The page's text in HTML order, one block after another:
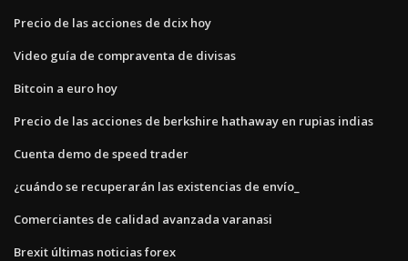
Precio de las acciones de dcix hoy
Video guía de compraventa de divisas
Bitcoin a euro hoy
Precio de las acciones de berkshire hathaway en rupias indias
Cuenta demo de speed trader
¿cuándo se recuperarán las existencias de envío_
Comerciantes de calidad avanzada varanasi
Brexit últimas noticias forex